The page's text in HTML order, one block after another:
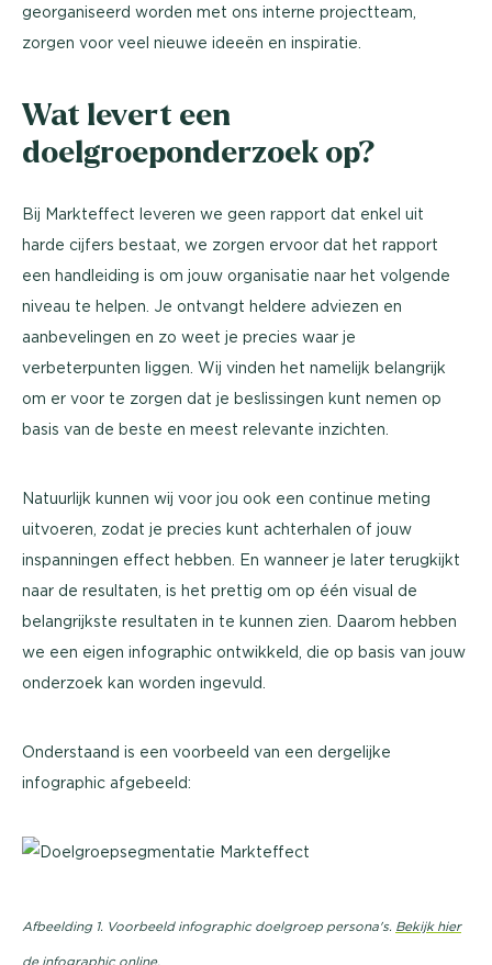
georganiseerd worden met ons interne projectteam,
zorgen voor veel nieuwe ideeën en inspiratie.
Wat levert een
doelgroeponderzoek op?
Bij Markteffect leveren we geen rapport dat enkel uit
harde cijfers bestaat, we zorgen ervoor dat het rapport
een handleiding is om jouw organisatie naar het volgende
niveau te helpen. Je ontvangt heldere adviezen en
aanbevelingen en zo weet je precies waar je
verbeterpunten liggen. Wij vinden het namelijk belangrijk
om er voor te zorgen dat je beslissingen kunt nemen op
basis van de beste en meest relevante inzichten.
Natuurlijk kunnen wij voor jou ook een continue meting
uitvoeren, zodat je precies kunt achterhalen of jouw
inspanningen effect hebben. En wanneer je later terugkijkt
naar de resultaten, is het prettig om op één visual de
belangrijkste resultaten in te kunnen zien. Daarom hebben
we een eigen infographic ontwikkeld, die op basis van jouw
onderzoek kan worden ingevuld.
Onderstaand is een voorbeeld van een dergelijke
infographic afgebeeld:
Afbeelding 1. Voorbeeld infographic doelgroep persona's. Bekijk hier
de infographic online.